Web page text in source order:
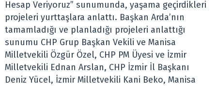
Hesap Veriyoruz” sunumunda, yaşama geçirdikleri
projeleri yurttaşlara anlattı. Başkan Arda’nın
tamamladığı ve planladığı projeleri anlattığı
sunumu CHP Grup Başkan Vekili ve Manisa
Milletvekili Özgür Özel, CHP PM Üyesi ve İzmir
Milletvekili Ednan Arslan, CHP İzmir İl Başkanı
Deniz Yücel, İzmir Milletvekili Kani Beko, Manisa